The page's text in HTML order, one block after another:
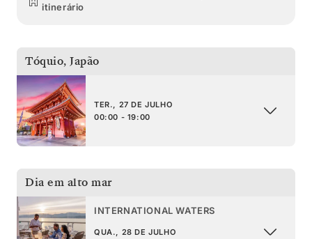
itinerário
Tóquio, Japão
TER., 27 DE JULHO
00:00 - 19:00
Dia em alto mar
INTERNATIONAL WATERS
QUA., 28 DE JULHO